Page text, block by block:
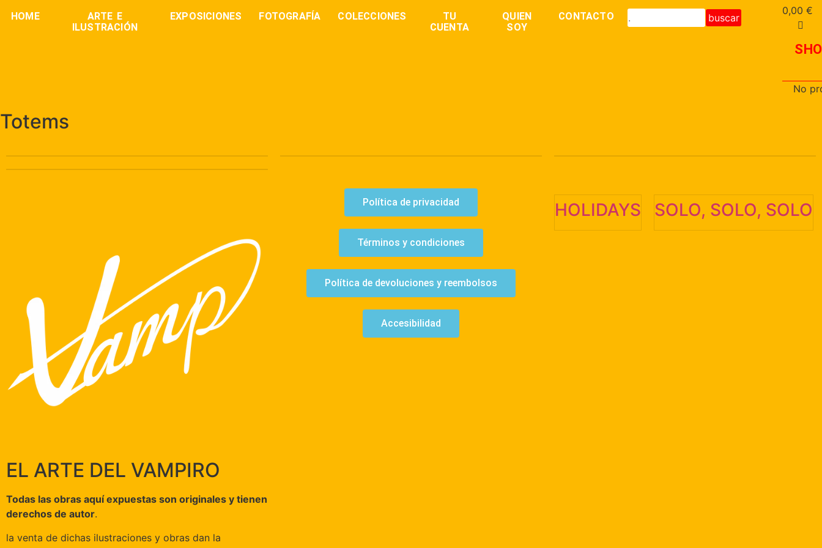
HOME
ARTE E
ILUSTRACIÓN
EXPOSICIONES FOTOGRAFÍA COLECCIONES
TU
CUENTA
QUIEN
SOY
CONTACTO buscar
0,00€
No
Totems
EL ARTE DEL VAMPIRO
Todas las obras aquí expuestas son originales y tienen
derechos de autor.
la venta de dichas ilustraciones y obras dan la
Política de privacidad
Términos y condiciones
Política de devoluciones y reembolsos
Accesibilidad
HOLIDAYS SOLO, SOLO, SOLO